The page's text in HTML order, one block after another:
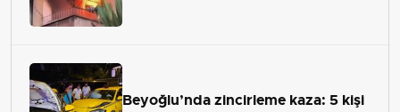
Beyoğlu’nda zincirleme kaza: 5 kişi